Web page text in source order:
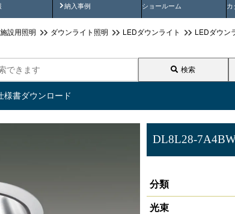
納入事例
納入事例動画 ショールーム カ
施設用照明 ダウンライト照明 LEDダウンライト LEDダウン
検索
様書ダウンロード
DL8L28-
分類
光束